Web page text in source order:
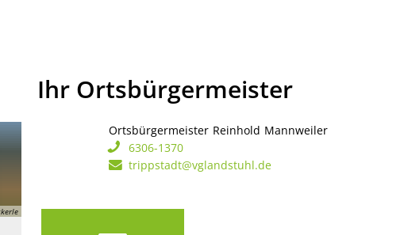
Ihr Ortsbürgermeister
Ortsbürgermeister Reinhold Mannweiler
6306-1370
trippstadt@vglandstuhl.de